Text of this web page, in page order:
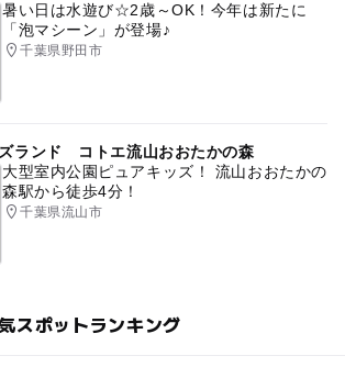
暑い日は水遊び☆2歳～OK！今年は新たに
「泡マシーン」が登場♪
千葉県野田市
ランド コトエ流山おおたかの森
大型室内公園ピュアキッズ！ 流山おおたかの
森駅から徒歩4分！
千葉県流山市
スポットランキング